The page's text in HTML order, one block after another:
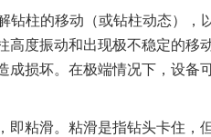
钻柱的移动（或钻柱动态），
高度振动和出现极不稳定的移
损坏。在极端情况下，设备
粘滑。粘滑是指钻头卡住，